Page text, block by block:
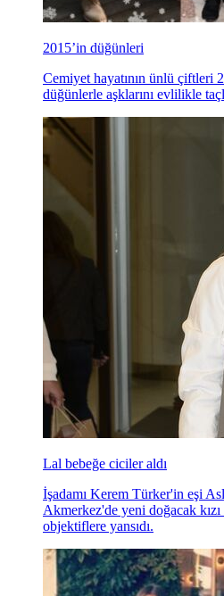
2015’in düğünleri
Cemiyet hayatının ünlü çiftleri
düğünlerle aşklarını evlilikle
Lal bebeğe ciciler aldı
İşadamı Kerem Türker'in eşi
Akmerkez'de yeni doğacak
objektiflere yansıdı.